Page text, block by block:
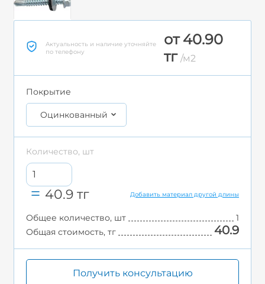
Актуальность и наличие уточняйте
по телефону
от 40.90
тг/м2
Покрытие
Оцинкованный
Количество, шт
40.9 тг Добавить материал другой длины
Общее количество, шт
1
Общая стоимость, тг
40.9
Получить консультацию